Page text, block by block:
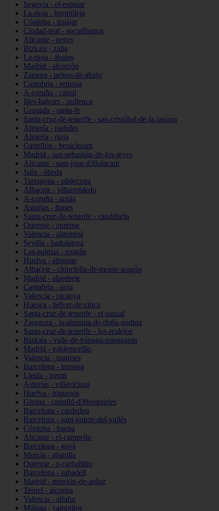
Segovia - el-espinar
La-rioja - hormilleja
Córdoba - iznájar
Ciudad-real - socuéllamos
Alicante - petrer
Bizkaia - zalla
La-rioja - ábalos
Madrid - alcorcón
Zamora - peleas-de-abajo
Cantabria - reinosa
A-coruña - carral
Illes-balears - pollença
Granada - santa-fe
Santa-cruz-de-tenerife - san-cristóbal-de-la-laguna
Almería - padules
Almería - rioja
Castellón - benicàssim
Madrid - san-sebastián-de-los-reyes
Alicante - sant-joan-d39alacant
Jaén - úbeda
Tarragona - ulldecona
Albacete - villarrobledo
A-coruña - arzúa
Asturias - llanes
Santa-cruz-de-tenerife - candelaria
Ourense - ourense
Valencia - algemesí
Sevilla - badolatosa
Las-palmas - mogán
Huelva - almonte
Albacete - chinchilla-de-monte-aragón
Madrid - alpedrete
Cantabria - noja
Valencia - picanya
Huesca - belver-de-cinca
Santa-cruz-de-tenerife - el-sauzal
Zaragoza - la-almunia-de-doña-godina
Santa-cruz-de-tenerife - los-realejos
Bizkaia - valle-de-trápaga-trapagaran
Madrid - valdemorillo
Valencia - manises
Barcelona - terrassa
Lleida - tremp
Asturias - villaviciosa
Huelva - trigueros
Girona - castelló-d39empúries
Barcelona - cardedeu
Barcelona - sant-quirze-del-vallès
Córdoba - baena
Alicante - el-campello
Barcelona - gavà
Murcia - abanilla
Ourense - o-carballiño
Barcelona - sabadell
Madrid - torrejón-de-ardoz
Teruel - alcorisa
Valencia - alfafar
Málaga - campillos